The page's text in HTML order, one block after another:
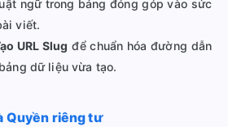
ngữ trong bảng đóng góp vào sức
viết.
URL Slug để chuẩn hóa đường dẫn
dữ liệu vừa tạo.
Quyền riêng tư